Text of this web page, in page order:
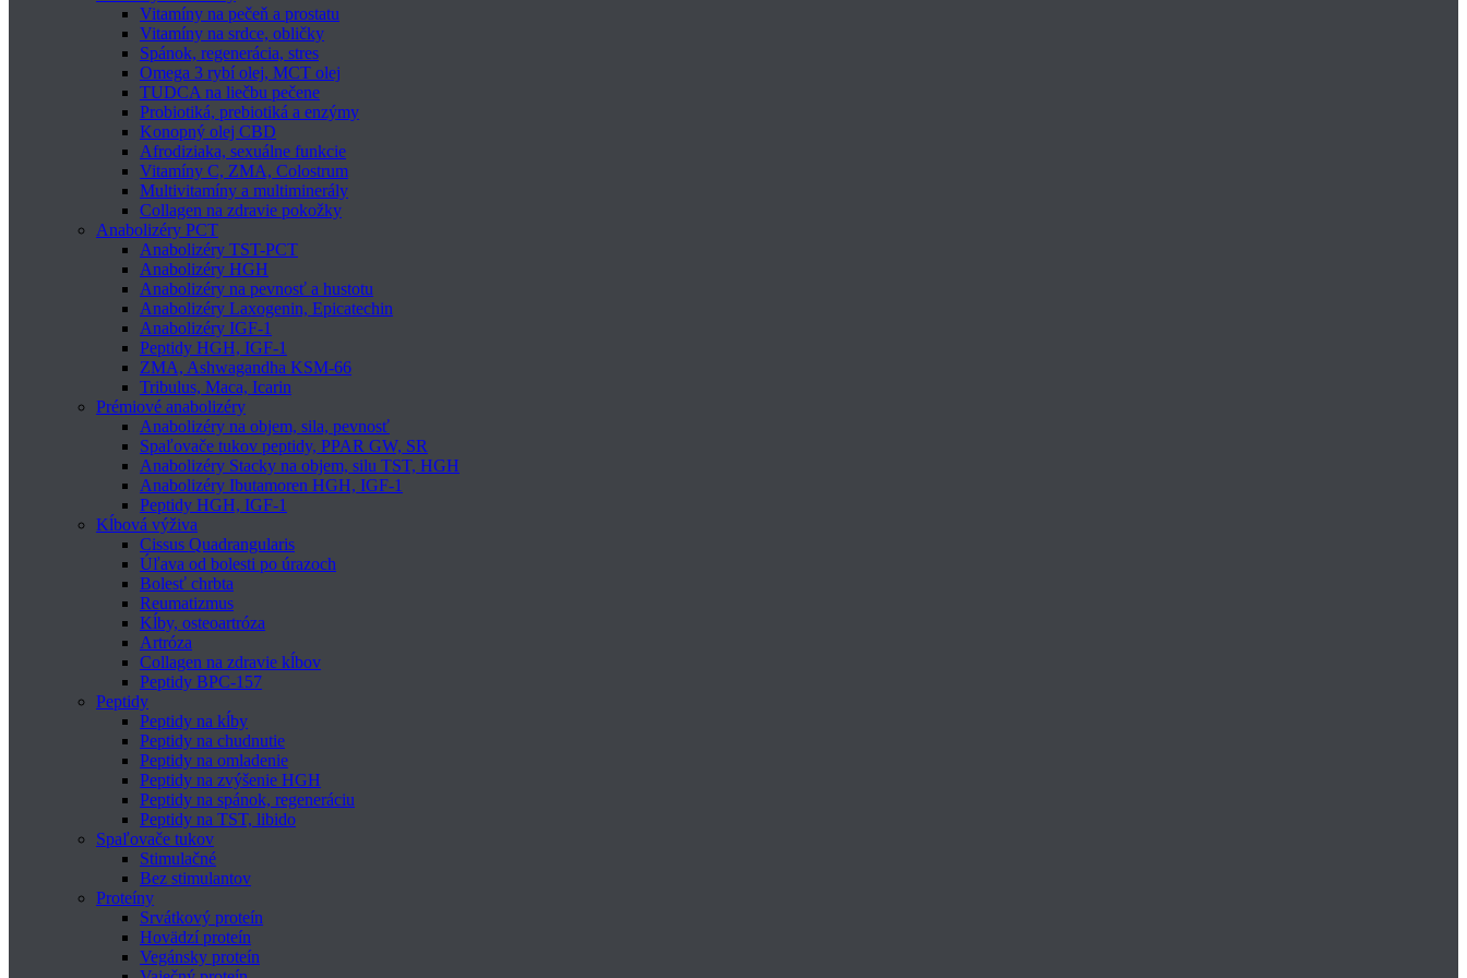
Vitamíny na pečeň a prostatu
Vitamíny na srdce, obličky
Spánok, regenerácia, stres
Omega 3 rybí olej, MCT olej
TUDCA na liečbu pečene
Probiotiká, prebiotiká a enzýmy
Konopný olej CBD
Afrodiziaka, sexuálne funkcie
Vitamíny C, ZMA, Colostrum
Multivitamíny a multiminerály
Collagen na zdravie pokožky
Anabolizéry PCT
Anabolizéry TST-PCT
Anabolizéry HGH
Anabolizéry na pevnosť a hustotu
Anabolizéry Laxogenin, Epicatechin
Anabolizéry IGF-1
Peptidy HGH, IGF-1
ZMA, Ashwagandha KSM-66
Tribulus, Maca, Icarin
Prémiové anabolizéry
Anabolizéry na objem, sila, pevnosť
Spaľovače tukov peptidy, PPAR GW, SR
Anabolizéry Stacky na objem, silu TST, HGH
Anabolizéry Ibutamoren HGH, IGF-1
Peptidy HGH, IGF-1
Kĺbová výživa
Cissus Quadrangularis
Úľava od bolesti po úrazoch
Bolesť chrbta
Reumatizmus
Kĺby, osteoartróza
Artróza
Collagen na zdravie kĺbov
Peptidy BPC-157
Peptidy
Peptidy na kĺby
Peptidy na chudnutie
Peptidy na omladenie
Peptidy na zvýšenie HGH
Peptidy na spánok, regeneráciu
Peptidy na TST, libido
Spaľovače tukov
Stimulačné
Bez stimulantov
Proteíny
Srvátkový proteín
Hovädzí proteín
Vegánsky proteín